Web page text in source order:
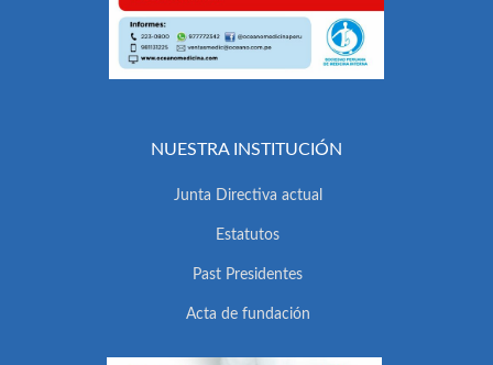
NUESTRA INSTITUCIÓN
Junta Directiva actual
Estatutos
Past Presidentes
Acta de fundación